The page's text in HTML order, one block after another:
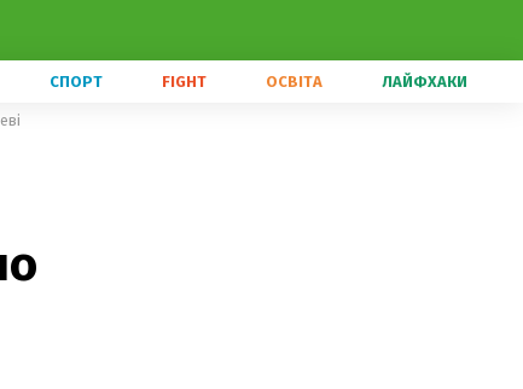
СПОРТ FIGHT ОСВІТА ЛАЙФХАКИ